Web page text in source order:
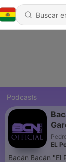
Podcasts
EL
Bacán Bacán "El Podcast".